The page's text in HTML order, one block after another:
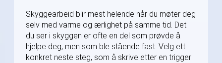
Skyggearbeid blir mest helende når du møter deg
selv med varme og ærlighet på samme tid. Det
du ser i skyggen er ofte en del som prøvde å
hjelpe deg, men som ble stående fast. Velg ett
konkret neste steg, som å skrive etter en trigger